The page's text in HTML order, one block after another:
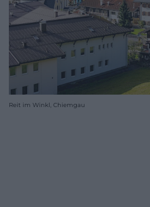
Reit im Winkl, Chiemgau